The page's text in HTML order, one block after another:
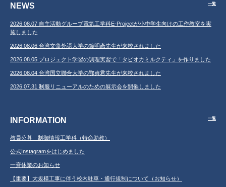
NEWS 一覧
2026.08.07 自主活動グループ電気工学科E-Projectが小中学生向けの工作教室を実
施しました
2026.08.06 台湾文藻外語大学の鐘明彥先生が来校されました
2026.08.05 プロジェクト学習の調理実習で「タピオカミルクティ」を作りました
2026.08.04 台湾国立聯合大学の鄂貞君先生が来校されました
2026.07.31 制服リニューアルのための展示会を開催しました
INFORMATION 一覧
教員公募 制御情報工学科（特命助教）
公式Instagramをはじめました
一斉休業のお知らせ
【重要】大規模工事に伴う校内駐車・通行規制について（お知らせ）